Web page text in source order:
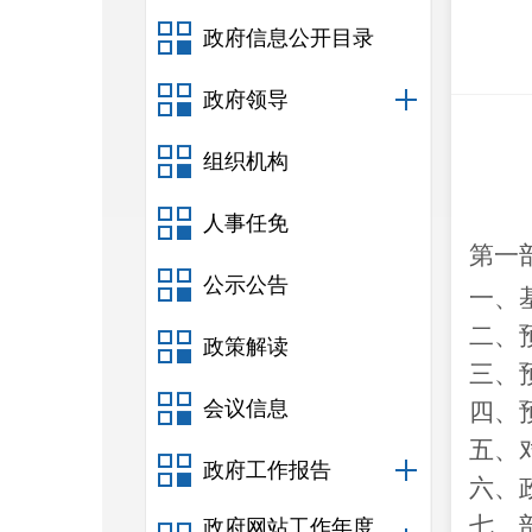
政府信息公开目录
政府领导
组织机构
人事任免
公示公告
政策解读
会议信息
政府工作报告
政府网站工作年度
第一
一、
二、
三、
四、
五、
六、
七、